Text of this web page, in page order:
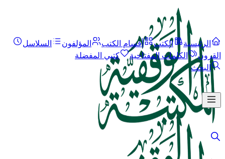
الرئيسية الكتب أقسام الكتب المؤلفون
السلاسل
القرون
الكلمات المفتاحية
كتبي المفضلة
البحث